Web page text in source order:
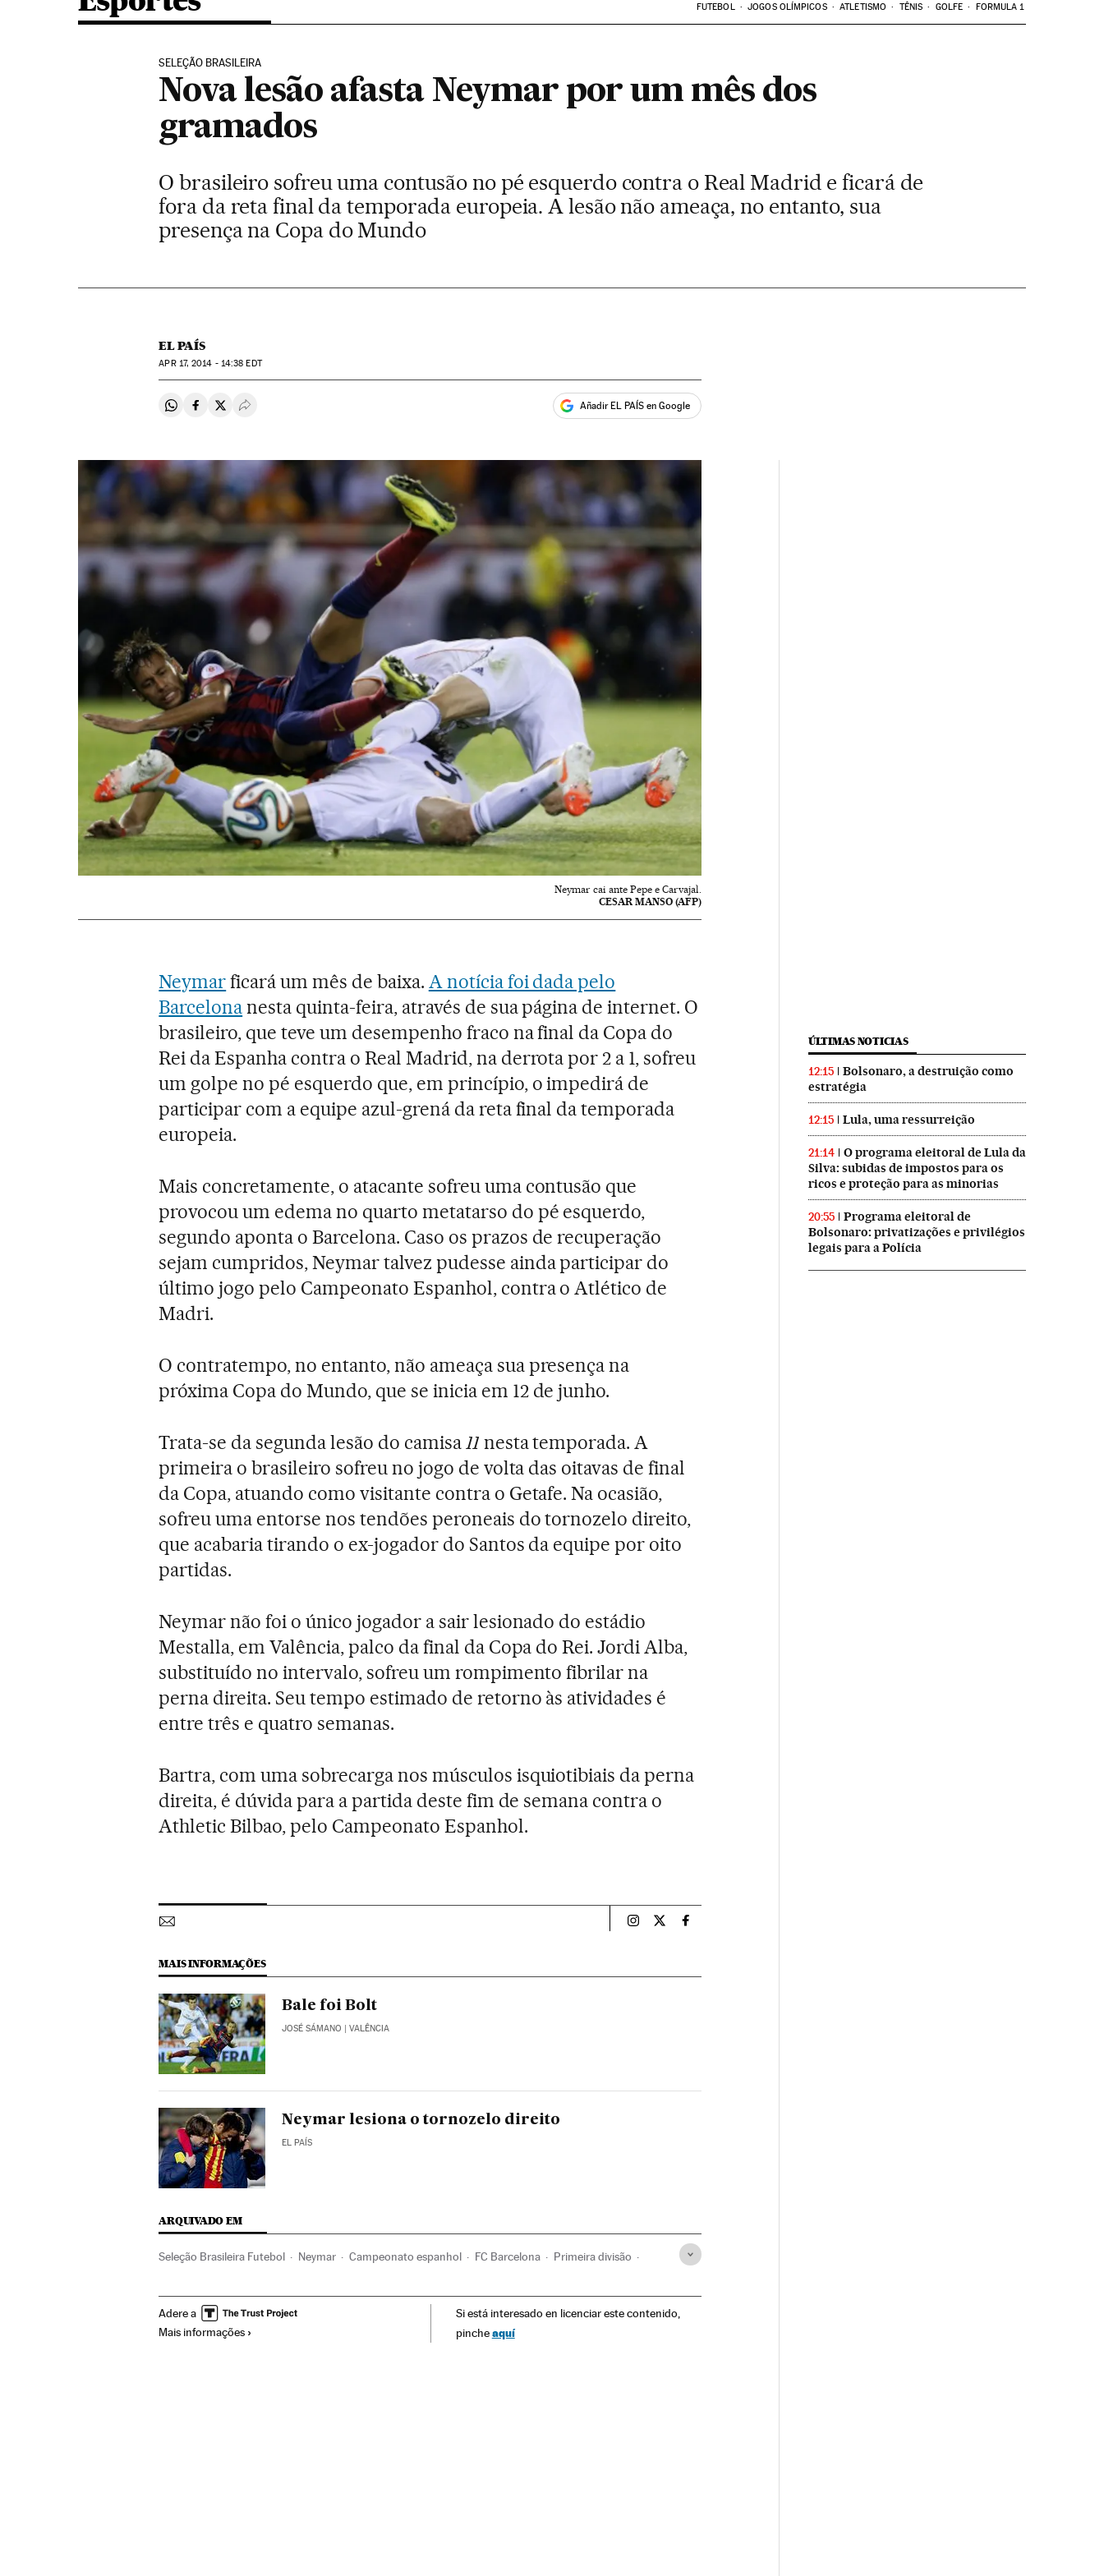
FUTEBOL JOGOS OLÍMPICOS ATLETISMO TÊNIS GOLFE FORMULA 1
SELEÇÃO BRASILEIRA
Nova lesão afasta Neymar por um mês dos
gramados
O brasileiro sofreu uma contusão no pé esquerdo contra o Real Madrid e ficará de
fora da reta final da temporada europeia. A lesão não ameaça, no entanto, sua
presença na Copa do Mundo
EL PAÍS
APR17, 2014 - 14:38 EDT
Compartir en Whatsapp
Compartir en Facebook
Compartir en Twitter
Desplegar Redes Sociales Añadir EL PAÍS en Google
Neymar cai ante Pepe e Carvajal.
CESAR MANSO (AFP)
Neymarficará um mês de baixa. A notícia foi dada pelo
Barcelonanesta quinta-feira, através de sua página de internet. O
brasileiro, que teve um desempenho fraco na final da Copa do
Rei da Espanha contra o Real Madrid, na derrota por 2 a 1, sofreu
um golpe no pé esquerdo que, em princípio, o impedirá de
participar com a equipe azul-grená da reta final da temporada
europeia.
Mais concretamente, o atacante sofreu uma contusão que
provocou um edema no quarto metatarso do pé esquerdo,
segundo aponta o Barcelona. Caso os prazos de recuperação
sejam cumpridos, Neymar talvez pudesse ainda participar do
último jogo pelo Campeonato Espanhol, contra o Atlético de
Madri.
O contratempo, no entanto, não ameaça sua presença na
próxima Copa do Mundo, que se inicia em 12 de junho.
Trata-se da segunda lesão do camisa11 nesta temporada. A
primeira o brasileiro sofreu no jogo de volta das oitavas de final
da Copa, atuando como visitante contra o Getafe. Na ocasião,
sofreu uma entorse nos tendões peroneais do tornozelo direito,
que acabaria tirando o ex-jogador do Santos da equipe por oito
partidas.
Neymar não foi o único jogador a sair lesionado do estádio
Mestalla, em Valência, palco da final da Copa do Rei. Jordi Alba,
substituído no intervalo, sofreu um rompimento fibrilar na
perna direita. Seu tempo estimado de retorno às atividades é
entre três e quatro semanas.
Bartra, com uma sobrecarga nos músculos isquiotibiais da perna
direita, é dúvida para a partida deste fim de semana contra o
Athletic Bilbao, pelo Campeonato Espanhol.
Esportes El País Brasil en Instagram
Esportes El País Brasil en Twitter
Esportes El País Brasil en Facebook
MAIS INFORMAÇÕES
Bale foi Bolt
JOSÉ SÁMANO | VALÊNCIA
Neymar lesiona o tornozelo direito
EL PAÍS
ARQUIVADO EM
Seleção Brasileira Futebol Neymar Campeonato espanhol FC Barcelona Primeira divisão
Seleção Brasileira
Adere a
Mais informações
Si está interesado en licenciar este contenido,
pincheaquí
ÚLTIMAS NOTICIAS
12:15
Bolsonaro, a destruição como
estratégia
12:15 Lula, uma ressurreição
21:14
O programa eleitoral de Lula da
Silva: subidas de impostos para os
ricos e proteção para as minorias
20:55
Programa eleitoral de
Bolsonaro: privatizações e privilégios
legais para a Polícia